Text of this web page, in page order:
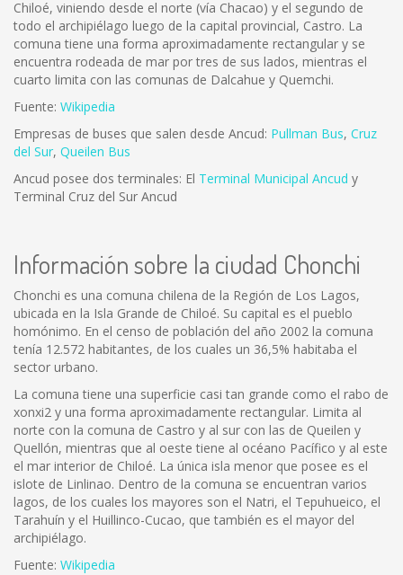
Chiloé, viniendo desde el norte (vía Chacao) y el segundo de
todo el archipiélago luego de la capital provincial, Castro. La
comuna tiene una forma aproximadamente rectangular y se
encuentra rodeada de mar por tres de sus lados, mientras el
cuarto limita con las comunas de Dalcahue y Quemchi.
Fuente: Wikipedia
Empresas de buses que salen desde Ancud: Pullman Bus, Cruz
del Sur, Queilen Bus
Ancud posee dos terminales: El Terminal Municipal Ancud y
Terminal Cruz del Sur Ancud
Información sobre la ciudad Chonchi
Chonchi es una comuna chilena de la Región de Los Lagos,
ubicada en la Isla Grande de Chiloé. Su capital es el pueblo
homónimo. En el censo de población del año 2002 la comuna
tenía 12.572 habitantes, de los cuales un 36,5% habitaba el
sector urbano.
La comuna tiene una superficie casi tan grande como el rabo de
xonxi2 y una forma aproximadamente rectangular. Limita al
norte con la comuna de Castro y al sur con las de Queilen y
Quellón, mientras que al oeste tiene al océano Pacífico y al este
el mar interior de Chiloé. La única isla menor que posee es el
islote de Linlinao. Dentro de la comuna se encuentran varios
lagos, de los cuales los mayores son el Natri, el Tepuhueico, el
Tarahuín y el Huillinco-Cucao, que también es el mayor del
archipiélago.
Fuente: Wikipedia